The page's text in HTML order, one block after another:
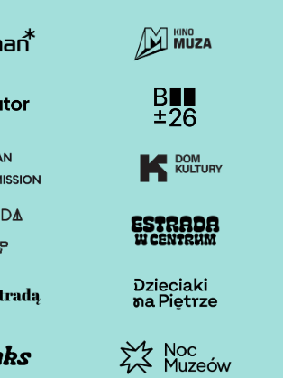
stronę w nowej karcie Otwiera stronę w
stronę w nowej karcie Otwiera stronę w
stronę w nowej karcie Otwiera stronę w
stronę w nowej karcie Otwiera stronę w
stronę w nowej karcie Otwiera stronę w
stronę w nowej karcie Otwiera stronę w